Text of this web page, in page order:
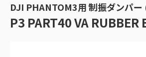
DJI PHANTOM3用 制振ダンパー
P3 PART40 VA RUBBER